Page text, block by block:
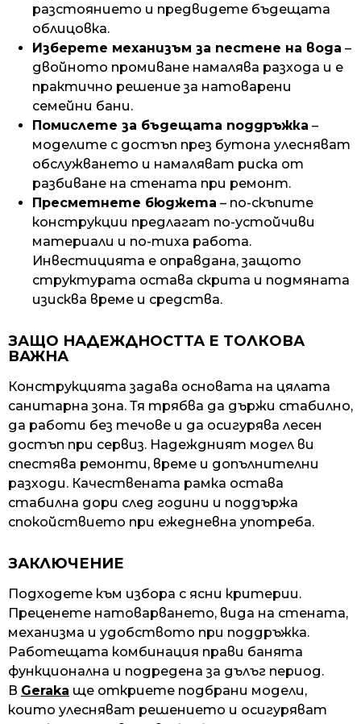
разстоянието и предвидете бъдещата
облицовка.
Изберете механизъм за пестене на вода –
двойното промиване намалява разхода и е
практично решение за натоварени
семейни бани.
Помислете за бъдещата поддръжка –
моделите с достъп през бутона улесняват
обслужването и намаляват риска от
разбиване на стената при ремонт.
Пресметнете бюджета – по-скъпите
конструкции предлагат по-устойчиви
материали и по-тиха работа.
Инвестицията е оправдана, защото
структурата остава скрита и подмяната
изисква време и средства.
ЗАЩО НАДЕЖДНОСТТА Е ТОЛКОВА
ВАЖНА
Конструкцията задава основата на цялата
санитарна зона. Тя трябва да държи стабилно,
да работи без течове и да осигурява лесен
достъп при сервиз. Надеждният модел ви
спестява ремонти, време и допълнителни
разходи. Качествената рамка остава
стабилна дори след години и поддържа
спокойствието при ежедневна употреба.
ЗАКЛЮЧЕНИЕ
Подходете към избора с ясни критерии.
Преценете натоварването, вида на стената,
механизма и удобството при поддръжка.
Работещата комбинация прави банята
функционална и подредена за дълъг период.
В Geraka ще откриете подбрани модели,
които улесняват решението и осигуряват